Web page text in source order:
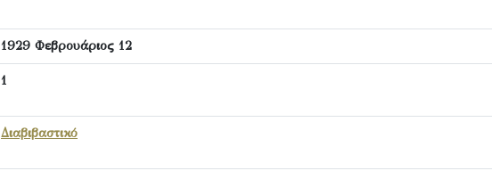
1929 Φεβρουάριος 12
1
Διαβιβαστικό